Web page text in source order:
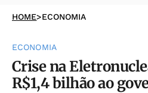
HOME>ECONOMIA
ECONOMIA
Crise na
R$1,4 bilhão ao